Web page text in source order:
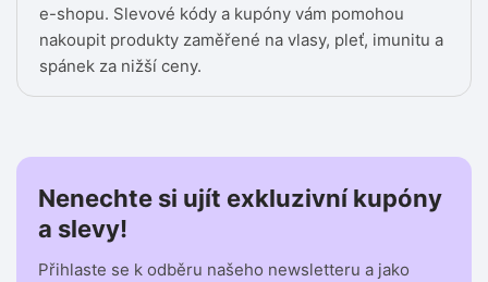
e-shopu. Slevové kódy a kupóny vám pomohou
nakoupit produkty zaměřené na vlasy, pleť, imunitu a
spánek za nižší ceny.
Nenechte si ujít exkluzivní kupóny
a slevy!
Přihlaste se k odběru našeho newsletteru a jako